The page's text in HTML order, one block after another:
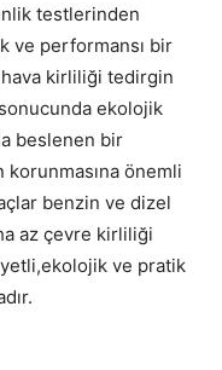
testlerinden
ve performansı bir
kirliliği tedirgin
ekolojik
beslenen bir
önemli
benzin ve dizel
az çevre kirliliği
ve pratik